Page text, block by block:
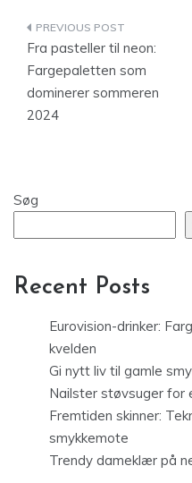
Fra pasteller til neon:
Fargepaletten som
dominerer sommeren
2024
Søg
Recent Posts
Eurovision-drinker:
kvelden
Gi nytt liv til gamle
Nailster støvsuger for
Fremtiden skinner:
smykkemote
Trendy dameklær på